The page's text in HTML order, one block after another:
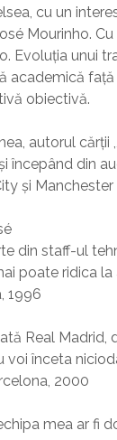
cu un
Mourinho.
Evoluția unui
academică
obiectivă.
autorul cărții
începând din
și Manchester
din staff-ul
poate ridica la
1996
Real Madrid,
voi înceta
2000
mea ar fi